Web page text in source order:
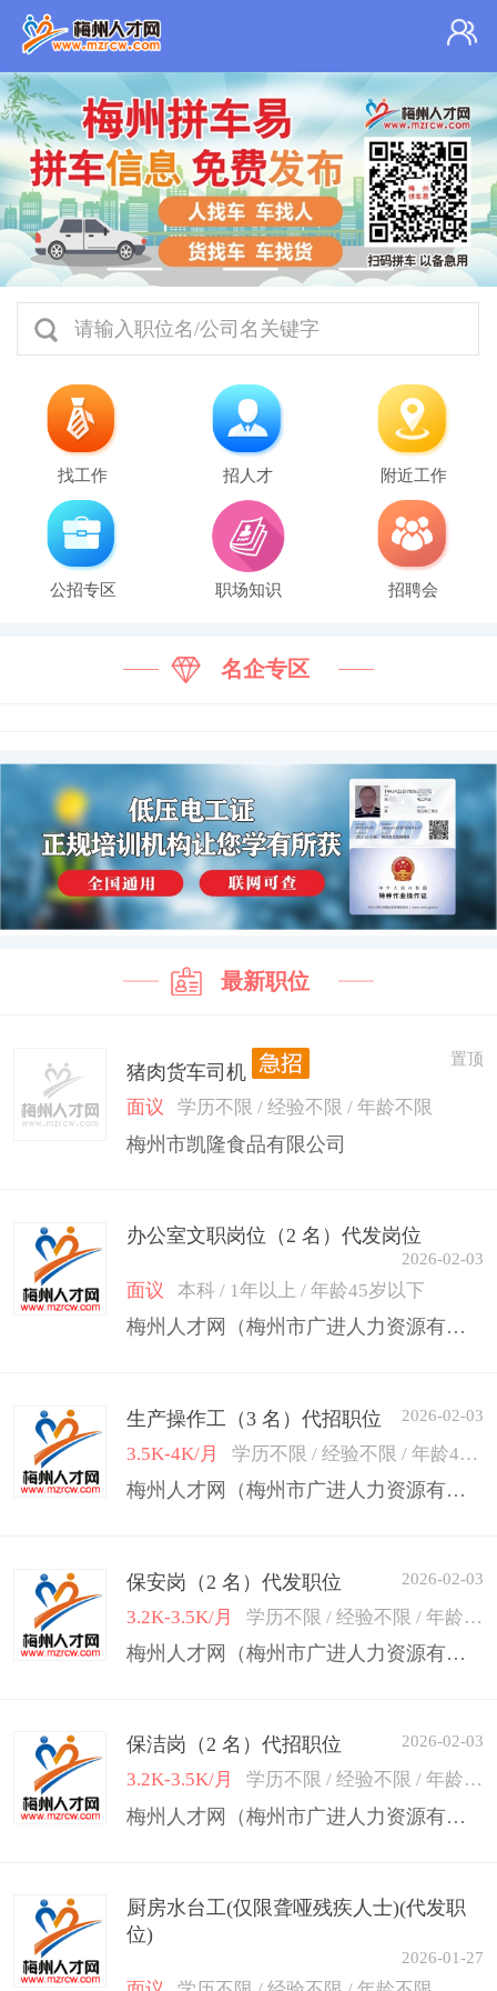
请输入职位名/公司名关键字
找工作 招人才 附近工作
公招专区 职场知识 招聘会
名企专区
最新职位
猪肉货车司机
置顶
面议 学历不限 / 经验不限 / 年龄不限
梅州市凯隆食品有限公司
办公室文职岗位（2 名）代发岗位
2026-02-03
面议 本科 / 1年以上 / 年龄45岁以下
梅州人才网（梅州市广进人力资源有限公司）
生产操作工（3 名）代招职位 2026-02-03
3.5K-4K/月 学历不限 / 经验不限 / 年龄45岁以下
梅州人才网（梅州市广进人力资源有限公司）
保安岗（2 名）代发职位 2026-02-03
3.2K-3.5K/月 学历不限 / 经验不限 / 年龄50岁以下
梅州人才网（梅州市广进人力资源有限公司）
保洁岗（2 名）代招职位 2026-02-03
3.2K-3.5K/月 学历不限 / 经验不限 / 年龄50岁以下
梅州人才网（梅州市广进人力资源有限公司）
厨房水台工(仅限聋哑残疾人士)(代发职
位)
2026-01-27